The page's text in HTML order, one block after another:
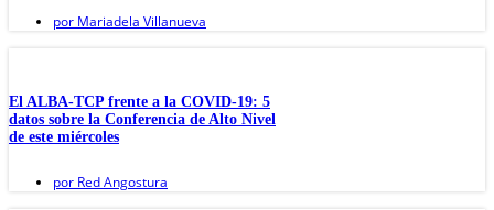
por Mariadela Villanueva
El ALBA-TCP frente a la COVID-19: 5
datos sobre la Conferencia de Alto Nivel
de este miércoles
por Red Angostura